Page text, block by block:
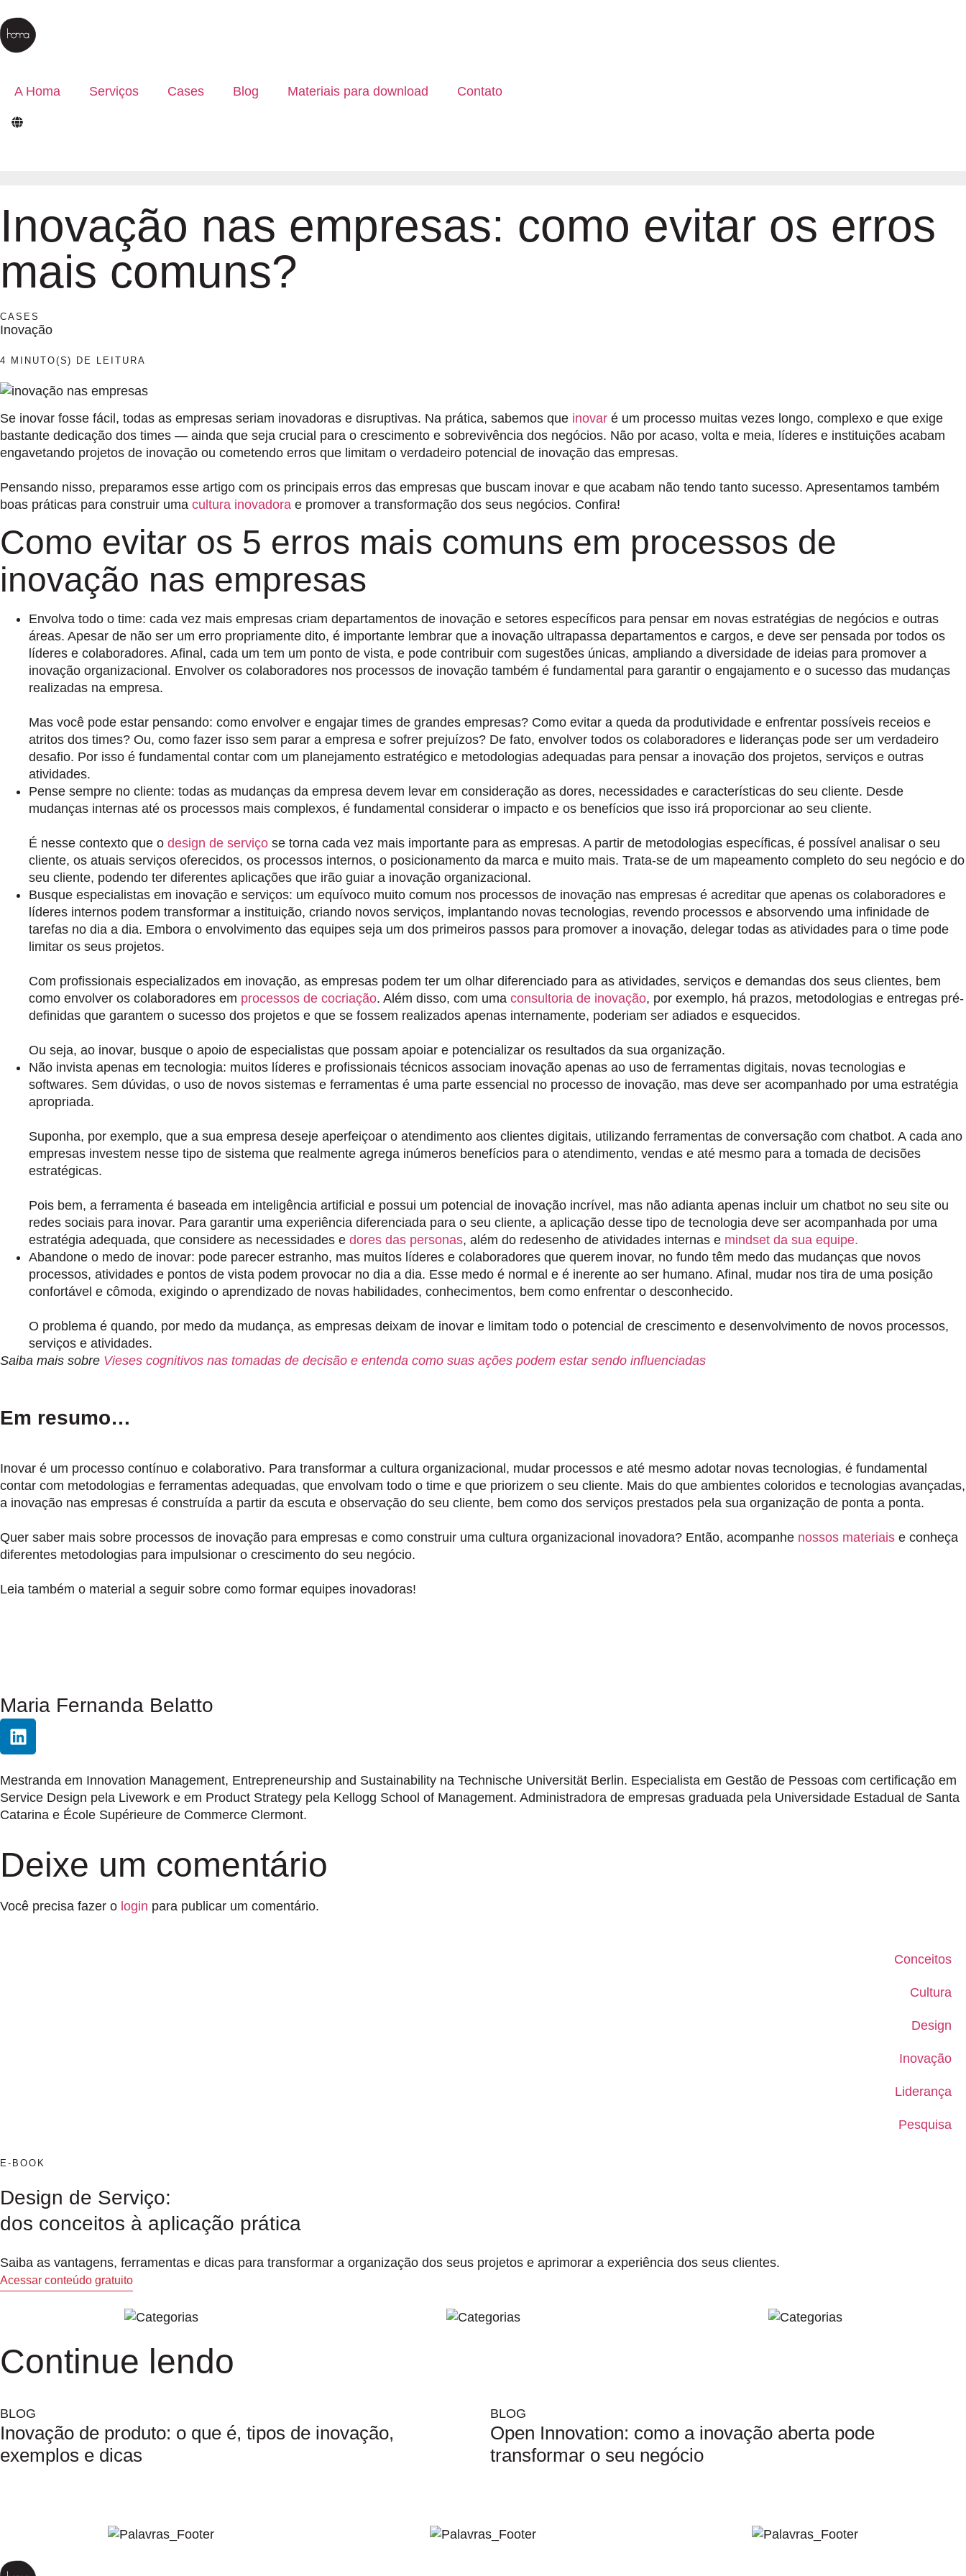
A Homa Serviços Cases Blog Materiais para download Contato
Inovação nas empresas: como evitar os erros
mais comuns?
CASES
Inovação
4 MINUTO(S) DE LEITURA
Se inovar fosse fácil, todas as empresas seriam inovadoras e disruptivas. Na prática, sabemos que inovar é um processo muitas vezes longo, complexo e que exige
bastante dedicação dos times — ainda que seja crucial para o crescimento e sobrevivência dos negócios. Não por acaso, volta e meia, líderes e instituições acabam
engavetando projetos de inovação ou cometendo erros que limitam o verdadeiro potencial de inovação das empresas.
Pensando nisso, preparamos esse artigo com os principais erros das empresas que buscam inovar e que acabam não tendo tanto sucesso. Apresentamos também
boas práticas para construir uma cultura inovadora e promover a transformação dos seus negócios. Confira!
Como evitar os 5 erros mais comuns em processos de
inovação nas empresas
Envolva todo o time: cada vez mais empresas criam departamentos de inovação e setores específicos para pensar em novas estratégias de negócios e outras
áreas. Apesar de não ser um erro propriamente dito, é importante lembrar que a inovação ultrapassa departamentos e cargos, e deve ser pensada por todos os
líderes e colaboradores. Afinal, cada um tem um ponto de vista, e pode contribuir com sugestões únicas, ampliando a diversidade de ideias para promover a
inovação organizacional. Envolver os colaboradores nos processos de inovação também é fundamental para garantir o engajamento e o sucesso das mudanças
realizadas na empresa.
Mas você pode estar pensando: como envolver e engajar times de grandes empresas? Como evitar a queda da produtividade e enfrentar possíveis receios e
atritos dos times? Ou, como fazer isso sem parar a empresa e sofrer prejuízos? De fato, envolver todos os colaboradores e lideranças pode ser um verdadeiro
desafio. Por isso é fundamental contar com um planejamento estratégico e metodologias adequadas para pensar a inovação dos projetos, serviços e outras
atividades.
Pense sempre no cliente: todas as mudanças da empresa devem levar em consideração as dores, necessidades e características do seu cliente. Desde
mudanças internas até os processos mais complexos, é fundamental considerar o impacto e os benefícios que isso irá proporcionar ao seu cliente.
É nesse contexto que o design de serviço se torna cada vez mais importante para as empresas. A partir de metodologias específicas, é possível analisar o seu
cliente, os atuais serviços oferecidos, os processos internos, o posicionamento da marca e muito mais. Trata-se de um mapeamento completo do seu negócio e do
seu cliente, podendo ter diferentes aplicações que irão guiar a inovação organizacional.
Busque especialistas em inovação e serviços: um equívoco muito comum nos processos de inovação nas empresas é acreditar que apenas os colaboradores e
líderes internos podem transformar a instituição, criando novos serviços, implantando novas tecnologias, revendo processos e absorvendo uma infinidade de
tarefas no dia a dia. Embora o envolvimento das equipes seja um dos primeiros passos para promover a inovação, delegar todas as atividades para o time pode
limitar os seus projetos.
Com profissionais especializados em inovação, as empresas podem ter um olhar diferenciado para as atividades, serviços e demandas dos seus clientes, bem
como envolver os colaboradores em processos de cocriação. Além disso, com uma consultoria de inovação, por exemplo, há prazos, metodologias e entregas pré-
definidas que garantem o sucesso dos projetos e que se fossem realizados apenas internamente, poderiam ser adiados e esquecidos.
Ou seja, ao inovar, busque o apoio de especialistas que possam apoiar e potencializar os resultados da sua organização.
Não invista apenas em tecnologia: muitos líderes e profissionais técnicos associam inovação apenas ao uso de ferramentas digitais, novas tecnologias e
softwares. Sem dúvidas, o uso de novos sistemas e ferramentas é uma parte essencial no processo de inovação, mas deve ser acompanhado por uma estratégia
apropriada.
Suponha, por exemplo, que a sua empresa deseje aperfeiçoar o atendimento aos clientes digitais, utilizando ferramentas de conversação com chatbot. A cada ano
empresas investem nesse tipo de sistema que realmente agrega inúmeros benefícios para o atendimento, vendas e até mesmo para a tomada de decisões
estratégicas.
Pois bem, a ferramenta é baseada em inteligência artificial e possui um potencial de inovação incrível, mas não adianta apenas incluir um chatbot no seu site ou
redes sociais para inovar. Para garantir uma experiência diferenciada para o seu cliente, a aplicação desse tipo de tecnologia deve ser acompanhada por uma
estratégia adequada, que considere as necessidades e dores das personas, além do redesenho de atividades internas e mindset da sua equipe.
Abandone o medo de inovar: pode parecer estranho, mas muitos líderes e colaboradores que querem inovar, no fundo têm medo das mudanças que novos
processos, atividades e pontos de vista podem provocar no dia a dia. Esse medo é normal e é inerente ao ser humano. Afinal, mudar nos tira de uma posição
confortável e cômoda, exigindo o aprendizado de novas habilidades, conhecimentos, bem como enfrentar o desconhecido.
O problema é quando, por medo da mudança, as empresas deixam de inovar e limitam todo o potencial de crescimento e desenvolvimento de novos processos,
serviços e atividades.
Saiba mais sobre Vieses cognitivos nas tomadas de decisão e entenda como suas ações podem estar sendo influenciadas
Em resumo…
Inovar é um processo contínuo e colaborativo. Para transformar a cultura organizacional, mudar processos e até mesmo adotar novas tecnologias, é fundamental
contar com metodologias e ferramentas adequadas, que envolvam todo o time e que priorizem o seu cliente. Mais do que ambientes coloridos e tecnologias avançadas,
a inovação nas empresas é construída a partir da escuta e observação do seu cliente, bem como dos serviços prestados pela sua organização de ponta a ponta.
Quer saber mais sobre processos de inovação para empresas e como construir uma cultura organizacional inovadora? Então, acompanhe nossos materiais e conheça
diferentes metodologias para impulsionar o crescimento do seu negócio.
Leia também o material a seguir sobre como formar equipes inovadoras!
Maria Fernanda Belatto
Mestranda em Innovation Management, Entrepreneurship and Sustainability na Technische Universität Berlin. Especialista em Gestão de Pessoas com certificação em
Service Design pela Livework e em Product Strategy pela Kellogg School of Management. Administradora de empresas graduada pela Universidade Estadual de Santa
Catarina e École Supérieure de Commerce Clermont.
Deixe um comentário
Você precisa fazer o login para publicar um comentário.
Conceitos
Cultura
Design
Inovação
Liderança
Pesquisa
E-BOOK
Design de Serviço:
dos conceitos à aplicação prática
Saiba as vantagens, ferramentas e dicas para transformar a organização dos seus projetos e aprimorar a experiência dos seus clientes.
Acessar conteúdo gratuito
Continue lendo
BLOG
Inovação de produto: o que é, tipos de inovação,
exemplos e dicas
BLOG
Open Innovation: como a inovação aberta pode
transformar o seu negócio